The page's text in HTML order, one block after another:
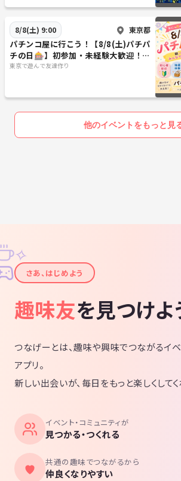
8/8(土) 9:00 東京都
パチンコ屋に行こう！【8/8(土)パチパ
チの日🎰】初参加・未経験大歓迎！パ
チンコデビュー応援＆交流イベント
東京で遊んで友達作り
他のイベントをもっと見
✦
✧
さあ、はじめよう
趣味友を見つけよ
つなげーとは、趣味や興味でつながるイベ
アプリ。
新しい出会いが、毎日をもっと楽しくしてく
イベント・コミュニティが
見つかる・つくれる
共通の趣味でつながるから
仲良くなりやすい